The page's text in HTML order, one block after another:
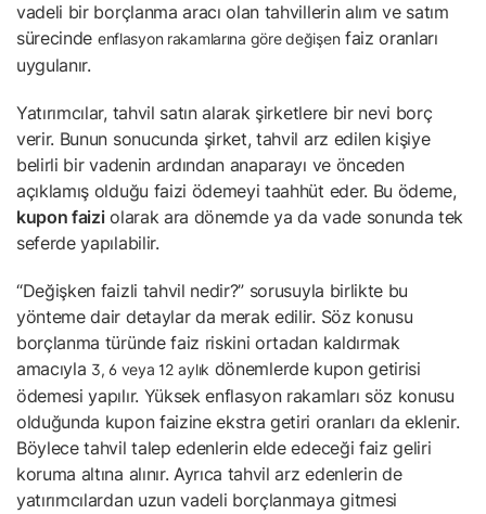
vadeli bir borçlanma aracı olan tahvillerin alım ve satım
sürecinde enflasyon rakamlarına göre değişenfaiz oranları
uygulanır.
Yatırımcılar, tahvil satın alarak şirketlere bir nevi borç
verir. Bunun sonucunda şirket, tahvil arz edilen kişiye
belirli bir vadenin ardından anaparayı ve önceden
açıklamış olduğu faizi ödemeyi taahhüt eder. Bu ödeme,
kupon faiziolarak ara dönemde ya da vade sonunda tek
seferde yapılabilir.
“Değişken faizli tahvil nedir?” sorusuyla birlikte bu
yönteme dair detaylar da merak edilir. Söz konusu
borçlanma türünde faiz riskini ortadan kaldırmak
amacıyla 3, 6 veya 12 aylık dönemlerde kupon getirisi
ödemesi yapılır. Yüksek enflasyon rakamları söz konusu
olduğunda kupon faizine ekstra getiri oranları da eklenir.
Böylece tahvil talep edenlerin elde edeceği faiz geliri
koruma altına alınır. Ayrıca tahvil arz edenlerin de
yatırımcılardan uzun vadeli borçlanmaya gitmesi